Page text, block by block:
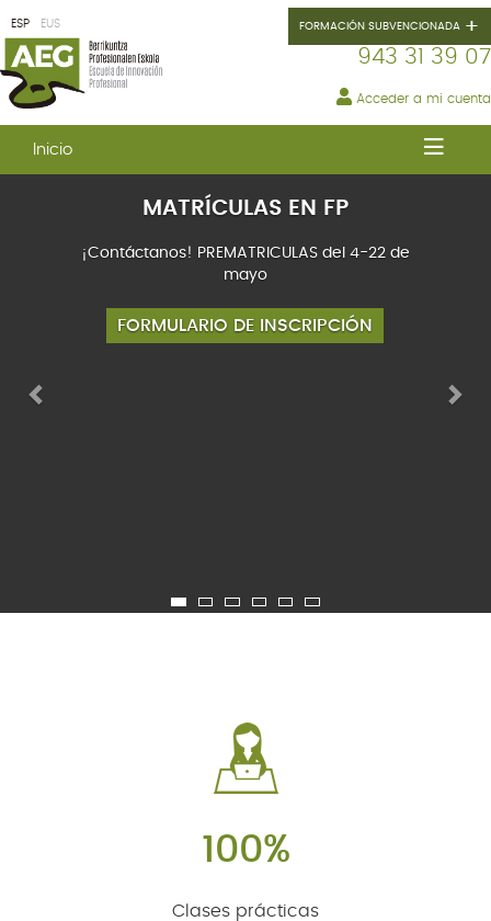
ESP EUS FORMACIÓN SUBVENCIONADA +
943 31 39 07
Acceder a mi cuenta
Inicio
AEG
SUBVENCIONADOS
MATRÍCULAS EN FP
¡Contáctanos! PREMATRICULAS del 4-22 de
mayo
FORMULARIO DE INSCRIPCIÓN
100%
Clases prácticas